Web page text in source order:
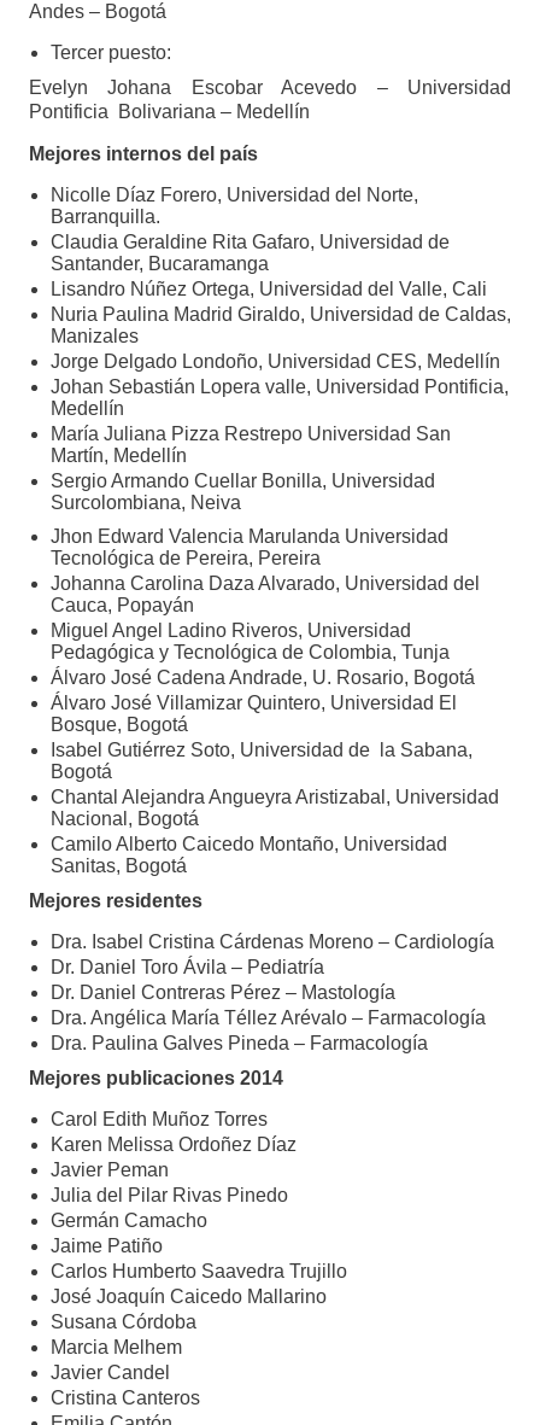
Andes – Bogotá
Tercer puesto:
Evelyn Johana Escobar Acevedo – Universidad
Pontificia Bolivariana – Medellín
Mejores internos del país
Nicolle Díaz Forero, Universidad del Norte,
Barranquilla.
Claudia Geraldine Rita Gafaro, Universidad de
Santander, Bucaramanga
Lisandro Núñez Ortega, Universidad del Valle, Cali
Nuria Paulina Madrid Giraldo, Universidad de Caldas,
Manizales
Jorge Delgado Londoño, Universidad CES, Medellín
Johan Sebastián Lopera valle, Universidad Pontificia,
Medellín
María Juliana Pizza Restrepo Universidad San
Martín, Medellín
Sergio Armando Cuellar Bonilla, Universidad
Surcolombiana, Neiva
Jhon Edward Valencia Marulanda Universidad
Tecnológica de Pereira, Pereira
Johanna Carolina Daza Alvarado, Universidad del
Cauca, Popayán
Miguel Angel Ladino Riveros, Universidad
Pedagógica y Tecnológica de Colombia, Tunja
Álvaro José Cadena Andrade, U. Rosario, Bogotá
Álvaro José Villamizar Quintero, Universidad El
Bosque, Bogotá
Isabel Gutiérrez Soto, Universidad de la Sabana,
Bogotá
Chantal Alejandra Angueyra Aristizabal, Universidad
Nacional, Bogotá
Camilo Alberto Caicedo Montaño, Universidad
Sanitas, Bogotá
Mejores residentes
Dra. Isabel Cristina Cárdenas Moreno – Cardiología
Dr. Daniel Toro Ávila – Pediatría
Dr. Daniel Contreras Pérez – Mastología
Dra. Angélica María Téllez Arévalo – Farmacología
Dra. Paulina Galves Pineda – Farmacología
Mejores publicaciones 2014
Carol Edith Muñoz Torres
Karen Melissa Ordoñez Díaz
Javier Peman
Julia del Pilar Rivas Pinedo
Germán Camacho
Jaime Patiño
Carlos Humberto Saavedra Trujillo
José Joaquín Caicedo Mallarino
Susana Córdoba
Marcia Melhem
Javier Candel
Cristina Canteros